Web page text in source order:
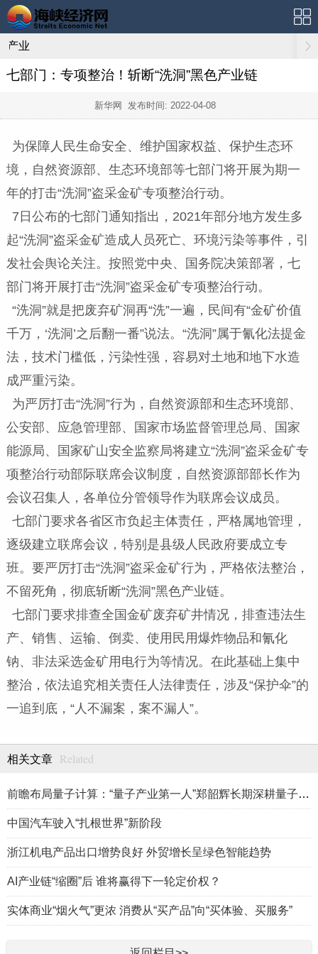
产业
七部门：专项整治！斩断“洗洞”黑色产业链
新华网 发布时间: 2022-04-08
为保障人民生命安全、维护国家权益、保护生态环
境，自然资源部、生态环境部等七部门将开展为期一
年的打击“洗洞”盗采金矿专项整治行动。
7日公布的七部门通知指出，2021年部分地方发生多
起“洗洞”盗采金矿造成人员死亡、环境污染等事件，引
发社会舆论关注。按照党中央、国务院决策部署，七
部门将开展打击“洗洞”盗采金矿专项整治行动。
“洗洞”就是把废弃矿洞再“洗”一遍，民间有“金矿价值
千万，‘洗洞’之后翻一番”说法。“洗洞”属于氰化法提金
法，技术门槛低，污染性强，容易对土地和地下水造
成严重污染。
为严厉打击“洗洞”行为，自然资源部和生态环境部、
公安部、应急管理部、国家市场监督管理总局、国家
能源局、国家矿山安全监察局将建立“洗洞”盗采金矿专
项整治行动部际联席会议制度，自然资源部部长作为
会议召集人，各单位分管领导作为联席会议成员。
七部门要求各省区市负起主体责任，严格属地管理，
逐级建立联席会议，特别是县级人民政府要成立专
班。要严厉打击“洗洞”盗采金矿行为，严格依法整治，
不留死角，彻底斩断“洗洞”黑色产业链。
七部门要求排查全国金矿废弃矿井情况，排查违法生
产、销售、运输、倒卖、使用民用爆炸物品和氰化
钠、非法采选金矿用电行为等情况。在此基础上集中
整治，依法追究相关责任人法律责任，涉及“保护伞”的
一追到底，“人不漏案，案不漏人”。
相关文章 Related
前瞻布局量子计算：“量子产业第一人”郑韶辉长期深耕量子产业赛
中国汽车驶入“扎根世界”新阶段
浙江机电产品出口增势良好 外贸增长呈绿色智能趋势
AI产业链“缩圈”后 谁将赢得下一轮定价权？
实体商业“烟火气”更浓 消费从“买产品”向“买体验、买服务”